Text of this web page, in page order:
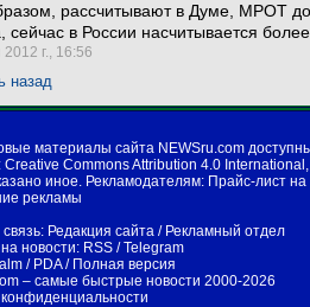
рассчитывают в Думе, МРОТ
сейчас в России насчитывается
г., 16:56
назад
материалы сайта NEWSru.com
Creative Commons Attribution 4.0 International ,
иное. Рекламодателям: Прайс-лист на
рекламы
Редакция сайта / Рекламный отдел
новости: RSS /Telegram
/ PDA/ Полная версия
– самые быстрые новости 2000-2026